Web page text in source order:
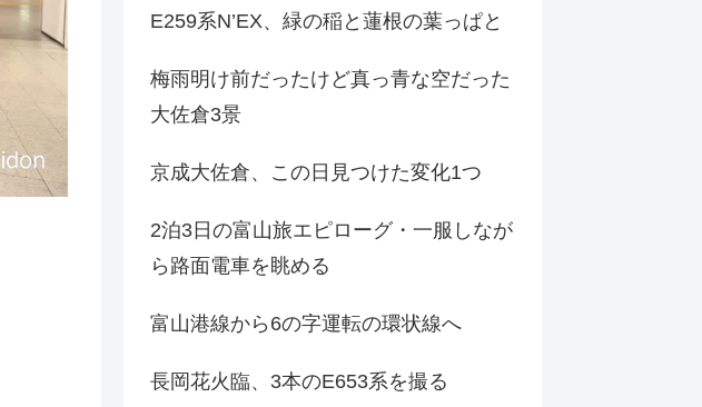
E259系N’EX、緑の稲と蓮根の葉っぱと
梅雨明け前だったけど真っ青な空だった
大佐倉3景
京成大佐倉、この日見つけた変化1つ
2泊3日の富山旅エピローグ・一服しなが
ら路面電車を眺める
富山港線から6の字運転の環状線へ
長岡花火臨、3本のE653系を撮る